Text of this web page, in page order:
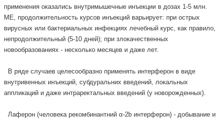
применения оказались внутримышечные инъекции в дозах 1-5 млн.
МЕ, продолжительность курсов инъекций варьирует: при острых
вирусных или бактериальных инфекциях лечебный курс, как правило,
непродолжительный (5-10 дней); при злокачественных
новообразованиях - несколько месяцев и даже лет.
В ряде случаев целесообразно применять интерферон в виде
внутривенных инъекций, субдуральних введений, локальных
аппликаций и даже интраректальных введений (у новорожденных).
Лаферон (человека рекомбинантний α-2b интерферон) - добывание и